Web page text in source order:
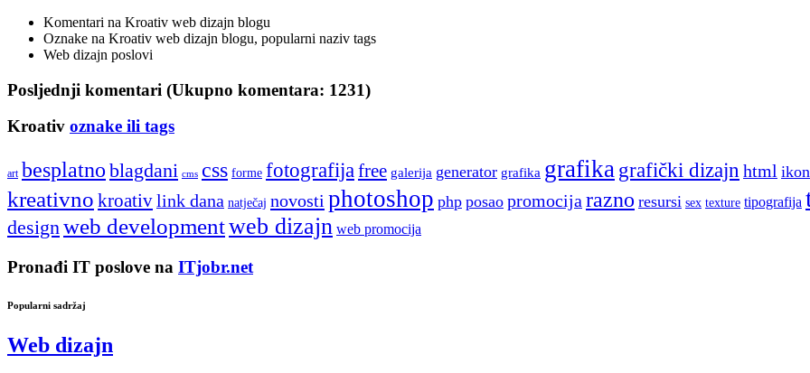
Komentari na Kroativ web dizajn blogu
Oznake na Kroativ web dizajn blogu, popularni naziv tags
Web dizajn poslovi
Posljednji komentari (Ukupno komentara: 1231)
Kroativ oznake ili tags
art besplatno blagdani cms css forme fotografija free galerija generator grafika grafika grafički dizajn html
kreativno kroativlink dana natječaj novosti photoshop php posao promocija razno resursi sex texture tipografija
designweb developmentweb dizajn web promocija
Pronađi IT poslove na ITjobr.net
Popularni sadržaj
Web dizajn